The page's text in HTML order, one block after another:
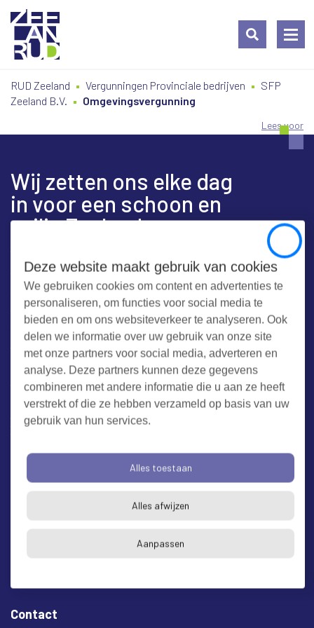
Close
Deze website maakt gebruik van cookies
We gebruiken cookies om content en advertenties te
personaliseren, om functies voor social media te
bieden en om ons websiteverkeer te analyseren. Ook
delen we informatie over uw gebruik van onze site
met onze partners voor social media, adverteren en
analyse. Deze partners kunnen deze gegevens
combineren met andere informatie die u aan ze heeft
verstrekt of die ze hebben verzameld op basis van uw
gebruik van hun services.
Alles toestaan
Alles afwijzen
Aanpassen
naar
naarRUD Zeeland Vergunningen Provinciale bedrijven
SFP
Zeeland B.V.
Omgevingsvergunning
Lees voor
Wij zetten ons elke dag
in voor een schoon en
veilig Zeeland
Contact
Werken bij RUD Zeeland
Milieuklacht melden
Algemene voorwaarden
Toegankelijkheid
Bezoekadres en postadres
* op afspraak
RUD Zeeland
Buitenruststraat 6
Contact